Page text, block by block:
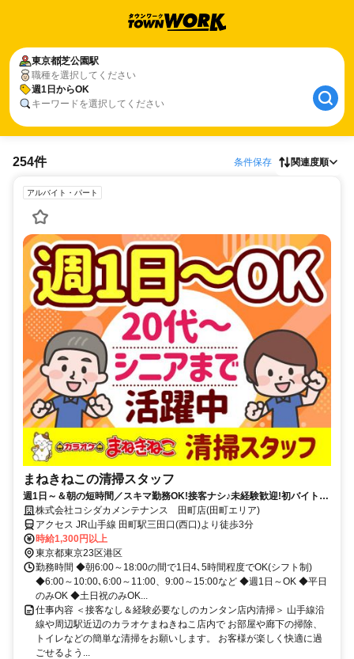
東京都芝公園駅
職種を選択してください
週1日からOK
キーワードを選択してください
254件 条件保存 関連度順
アルバイト・パート
まねきねこの清掃スタッフ
週1日～＆朝の短時間／スキマ勤務OK!接客ナシ♪未経験歓迎!初バイト・
初パートにもピッタリ★簡単もくもくお掃除専属スタッフ!
株式会社コシダカメンテナンス 田町店(田町エリア)
アクセス JR山手線 田町駅三田口(西口)より徒歩3分
時給1,300円以上
東京都東京23区港区
勤務時間 ◆朝6:00～18:00の間で1日4､5時間程度でOK(シフト制)
◆6:00～10:00､6:00～11:00、9:00～15:00など ◆週1日～OK ◆平日
のみOK ◆土日祝のみOK...
仕事内容 ＜接客なし＆経験必要なしのカンタン店内清掃＞ 山手線沿
線や周辺駅近辺のカラオケまねきねこ店内で お部屋や廊下の掃除、
トイレなどの簡単な清掃をお願いします。 お客様が楽しく快適に過
ごせるよう...